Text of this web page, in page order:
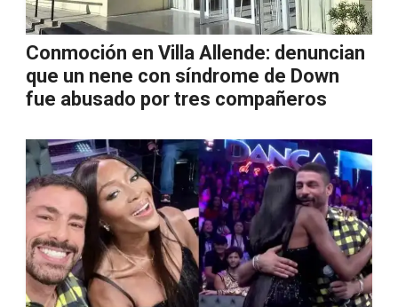
Conmoción en Villa Allende: denuncian
que un nene con síndrome de Down
fue abusado por tres compañeros